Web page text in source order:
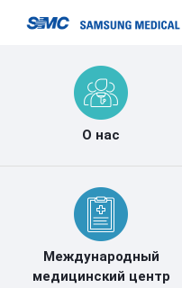
О нас
Международный
медицинский центр